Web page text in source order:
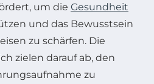
um die Gesundheit
und das Bewusstsein
zu schärfen. Die
zu